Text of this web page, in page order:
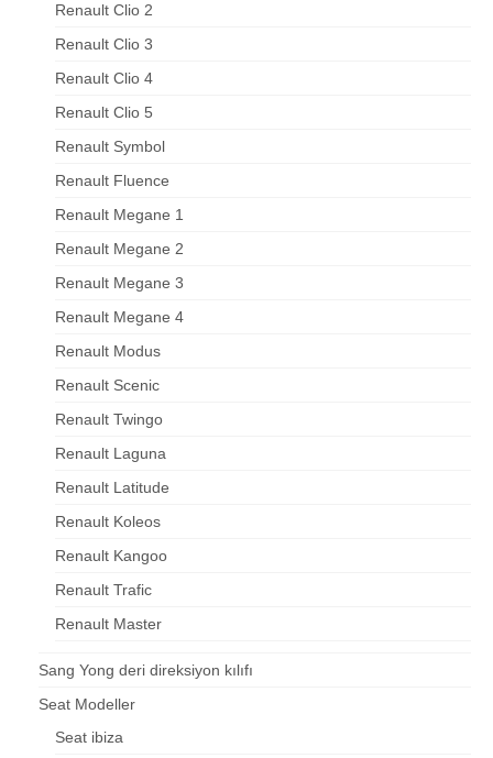
Renault Clio 2
Renault Clio 3
Renault Clio 4
Renault Clio 5
Renault Symbol
Renault Fluence
Renault Megane 1
Renault Megane 2
Renault Megane 3
Renault Megane 4
Renault Modus
Renault Scenic
Renault Twingo
Renault Laguna
Renault Latitude
Renault Koleos
Renault Kangoo
Renault Trafic
Renault Master
Sang Yong deri direksiyon kılıfı
Seat Modeller
Seat ibiza